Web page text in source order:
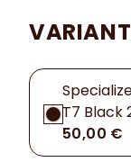
T7 Black
50,00 €